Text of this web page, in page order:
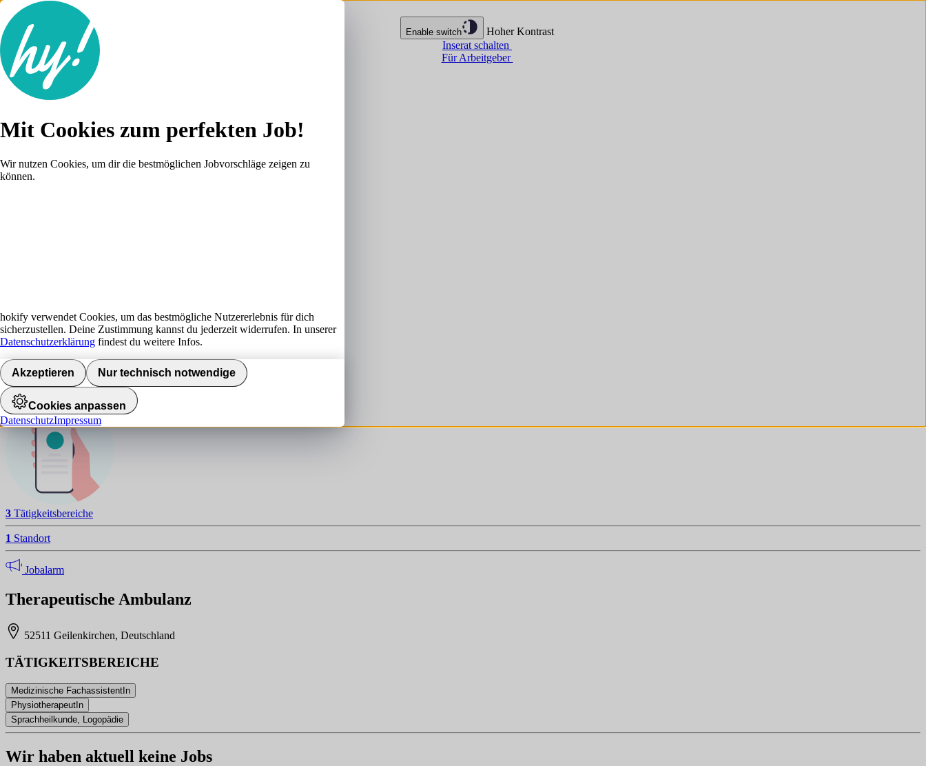
Enable switch
Hoher Kontrast
Inserat schalten
Für Arbeitgeber
Lebenslauf
T
NAVIGATION
Jobalarm aktivieren
3 Tätigkeitsbereiche
1 Standort
Jobalarm
Therapeutische Ambulanz
52511 Geilenkirchen, Deutschland
TÄTIGKEITSBEREICHE
Medizinische FachassistentIn
PhysiotherapeutIn
Sprachheilkunde, Logopädie
Wir haben aktuell keine Jobs
Mit Cookies zum perfekten Job!
Wir nutzen Cookies, um dir die bestmöglichen Jobvorschläge zeigen zu
können.
hokify verwendet Cookies, um das bestmögliche Nutzererlebnis für dich
sicherzustellen. Deine Zustimmung kannst du jederzeit widerrufen. In unserer
Datenschutzerklärung findest du weitere Infos.
Akzeptieren Nur technisch notwendige
Cookies anpassen
DatenschutzImpressum